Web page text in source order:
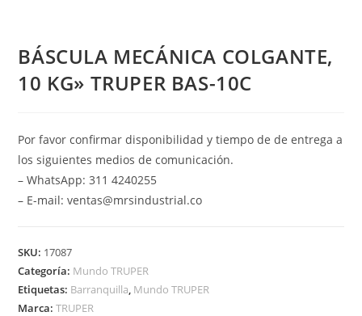
BÁSCULA MECÁNICA COLGANTE,
10 KG» TRUPER BAS-10C
Por favor confirmar disponibilidad y tiempo de de entrega a
los siguientes medios de comunicación.
– WhatsApp: 311 4240255
– E-mail: ventas@mrsindustrial.co
SKU: 17087
Categoría: Mundo TRUPER
Etiquetas: Barranquilla, Mundo TRUPER
Marca:TRUPER